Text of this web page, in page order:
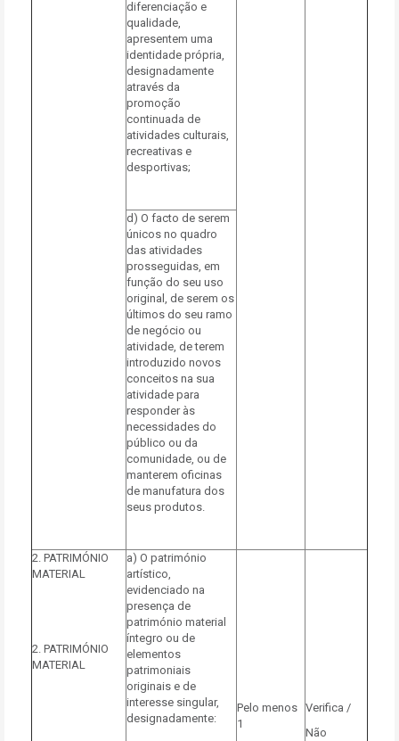
diferenciação e
qualidade,
apresentem uma
identidade própria,
designadamente
através da
promoção
continuada de
atividades culturais,
recreativas e
desportivas;
d) O facto de serem
únicos no quadro
das atividades
prosseguidas, em
função do seu uso
original, de serem os
últimos do seu ramo
de negócio ou
atividade, de terem
introduzido novos
conceitos na sua
atividade para
responder às
necessidades do
público ou da
comunidade, ou de
manterem oficinas
de manufatura dos
seus produtos.
2. PATRIMÓNIO
MATERIAL
2. PATRIMÓNIO
MATERIAL
a) O património
artístico,
evidenciado na
presença de
património material
íntegro ou de
elementos
patrimoniais
originais e de
interesse singular,
designadamente:
Pelo menos
1
Verifica /
Não